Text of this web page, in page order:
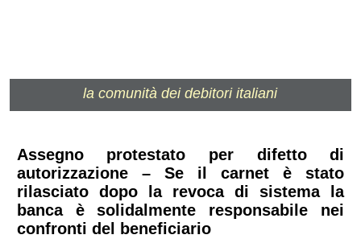
la comunità dei debitori italiani
Assegno protestato per difetto di
autorizzazione – Se il carnet è stato
rilasciato dopo la revoca di sistema la
banca è solidalmente responsabile nei
confronti del beneficiario